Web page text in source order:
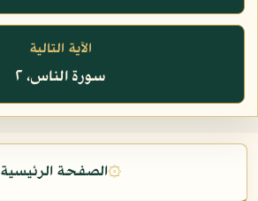
الآية التالية
سورة الناس، ٢
۞الصفحة الرئيسية